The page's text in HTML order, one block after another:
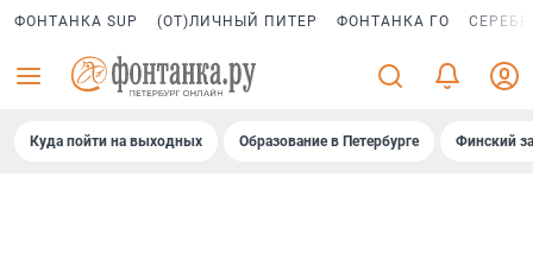
ФОНТАНКА SUP (ОТ)ЛИЧНЫЙ ПИТЕР ФОНТАНКА ГО
Куда пойти на выходных Образование в Петербурге Финский